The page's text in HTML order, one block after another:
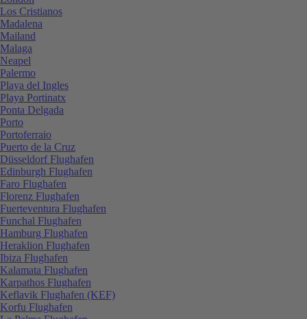
Los Cristianos
Madalena
Mailand
Malaga
Neapel
Palermo
Playa del Ingles
Playa Portinatx
Ponta Delgada
Porto
Portoferraio
Puerto de la Cruz
Düsseldorf Flughafen
Edinburgh Flughafen
Faro Flughafen
Florenz Flughafen
Fuerteventura Flughafen
Funchal Flughafen
Hamburg Flughafen
Heraklion Flughafen
Ibiza Flughafen
Kalamata Flughafen
Karpathos Flughafen
Keflavik Flughafen (KEF)
Korfu Flughafen